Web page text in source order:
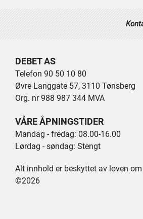
DEBET AS
Telefon 90 50 10 80
Øvre Langgate 57, 3110 Tønsberg
Org. nr 988 987 344 MVA
VÅRE ÅPNINGSTIDER
Mandag - fredag: 08.00-16.00
Lørdag - søndag: Stengt
Alt innhold er beskyttet av loven
©2026